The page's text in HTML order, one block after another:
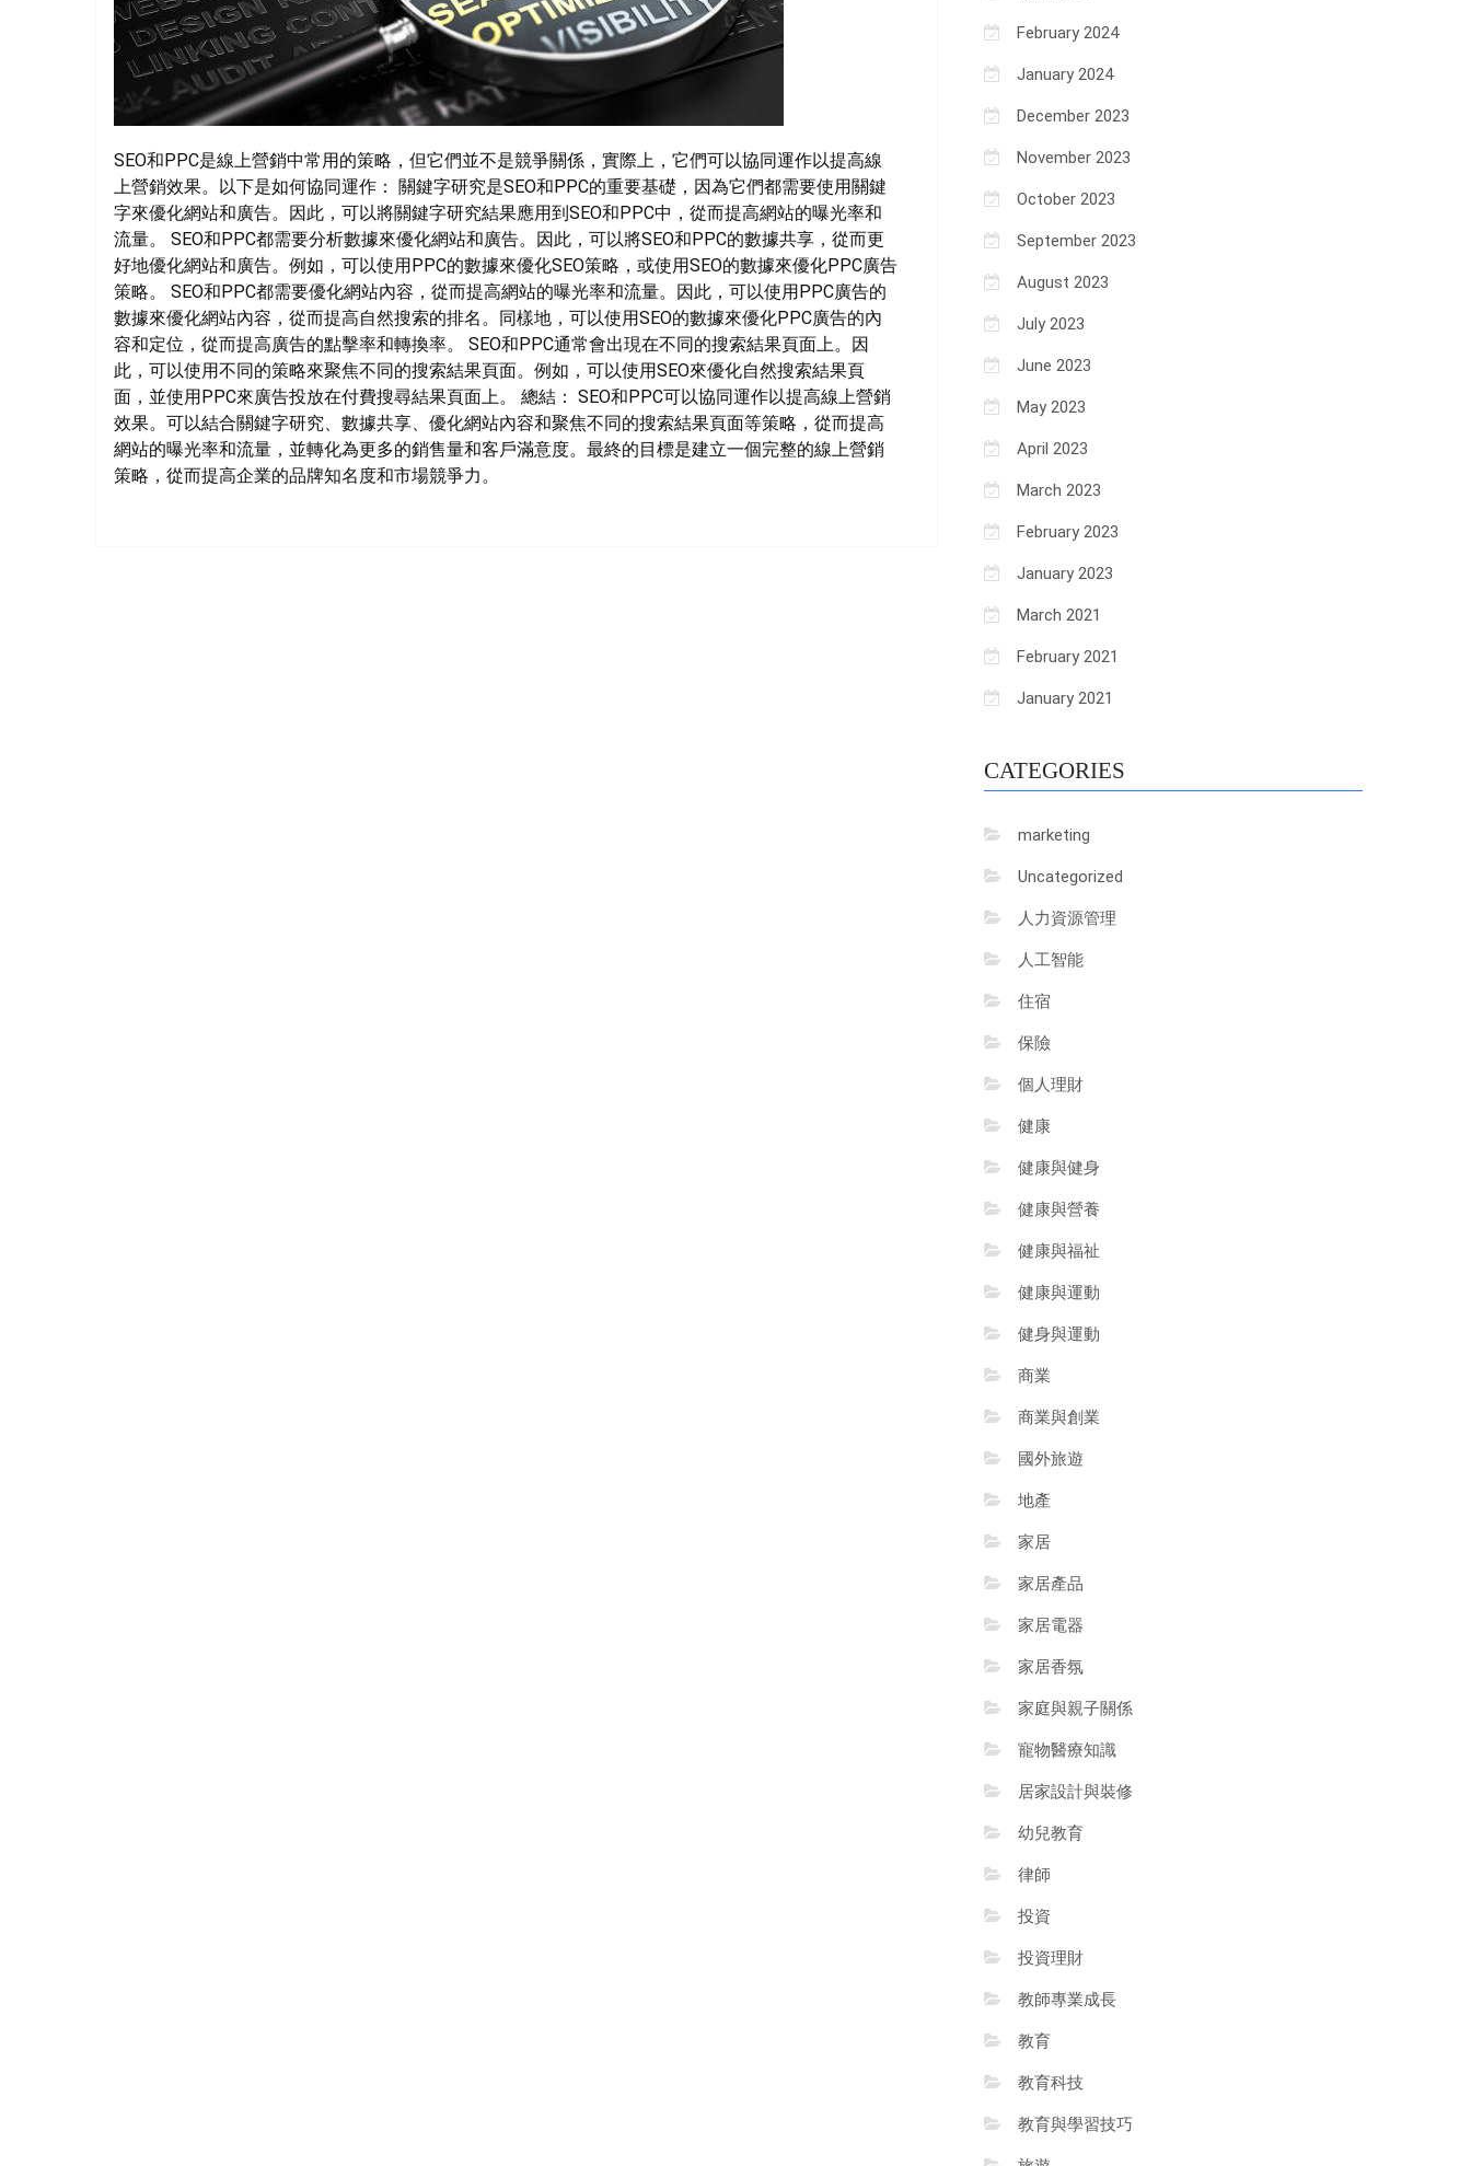
SEO和PPC是線上營銷中常用的策略，但它們並不是競爭關係，實際上，它們可以協同運作以提高線
上營銷效果。以下是如何協同運作： 關鍵字研究是SEO和PPC的重要基礎，因為它們都需要使用關鍵
字來優化網站和廣告。因此，可以將關鍵字研究結果應用到SEO和PPC中，從而提高網站的曝光率和
流量。 SEO和PPC都需要分析數據來優化網站和廣告。因此，可以將SEO和PPC的數據共享，從而更
好地優化網站和廣告。例如，可以使用PPC的數據來優化SEO策略，或使用SEO的數據來優化PPC廣告
策略。 SEO和PPC都需要優化網站內容，從而提高網站的曝光率和流量。因此，可以使用PPC廣告的
數據來優化網站內容，從而提高自然搜索的排名。同樣地，可以使用SEO的數據來優化PPC廣告的內
容和定位，從而提高廣告的點擊率和轉換率。 SEO和PPC通常會出現在不同的搜索結果頁面上。因
此，可以使用不同的策略來聚焦不同的搜索結果頁面。例如，可以使用SEO來優化自然搜索結果頁
面，並使用PPC來廣告投放在付費搜尋結果頁面上。 總結： SEO和PPC可以協同運作以提高線上營銷
效果。可以結合關鍵字研究、數據共享、優化網站內容和聚焦不同的搜索結果頁面等策略，從而提高
網站的曝光率和流量，並轉化為更多的銷售量和客戶滿意度。最終的目標是建立一個完整的線上營銷
策略，從而提高企業的品牌知名度和市場競爭力。
February 2024
January 2024
December 2023
November 2023
October 2023
September 2023
August 2023
July 2023
June 2023
May 2023
April 2023
March 2023
February 2023
January 2023
March 2021
February 2021
January 2021
CATEGORIES
marketing
Uncategorized
人力資源管理
人工智能
住宿
保險
個人理財
健康
健康與健身
健康與營養
健康與福祉
健康與運動
健身與運動
商業
商業與創業
國外旅遊
地產
家居
家居產品
家居電器
家居香氛
家庭與親子關係
寵物醫療知識
居家設計與裝修
幼兒教育
律師
投資
投資理財
教師專業成長
教育
教育科技
教育與學習技巧